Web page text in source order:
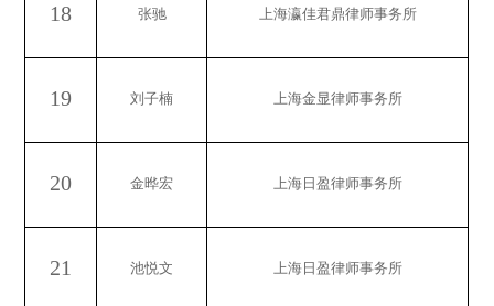
18 张驰 上海瀛佳君鼎律师事务所
19 刘子楠 上海金显律师事务所
20 金晔宏 上海日盈律师事务所
21 池悦文 上海日盈律师事务所